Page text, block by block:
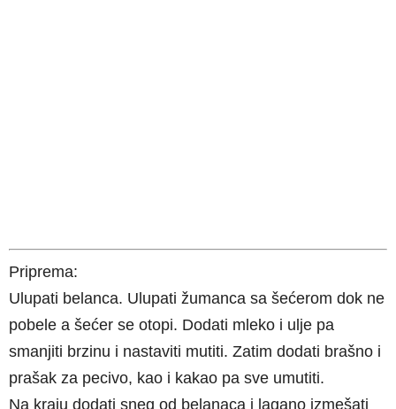
Priprema:
Ulupati belanca. Ulupati žumanca sa šećerom dok ne
pobele a šećer se otopi. Dodati mleko i ulje pa
smanjiti brzinu i nastaviti mutiti. Zatim dodati brašno i
prašak za pecivo, kao i kakao pa sve umutiti.
Na kraju dodati sneg od belanaca i lagano izmešati